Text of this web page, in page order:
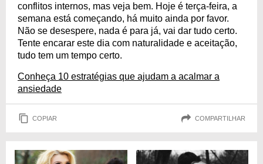
conflitos internos, mas veja bem. Hoje é terça-feira, a
semana está começando, há muito ainda por favor.
Não se desespere, nada é para já, vai dar tudo certo.
Tente encarar este dia com naturalidade e aceitação,
tudo tem um tempo certo.
Conheça 10 estratégias que ajudam a acalmar a
ansiedade
COPIAR COMPARTILHAR